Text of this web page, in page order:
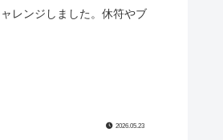
レンジしました。休符やブ
2026.05.23